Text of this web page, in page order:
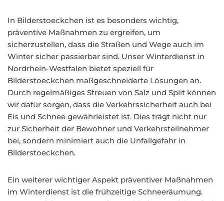
In Bilderstoeckchen ist es besonders wichtig,
präventive Maßnahmen zu ergreifen, um
sicherzustellen, dass die Straßen und Wege auch im
Winter sicher passierbar sind. Unser Winterdienst in
Nordrhein-Westfalen bietet speziell für
Bilderstoeckchen maßgeschneiderte Lösungen an.
Durch regelmäßiges Streuen von Salz und Split können
wir dafür sorgen, dass die Verkehrssicherheit auch bei
Eis und Schnee gewährleistet ist. Dies trägt nicht nur
zur Sicherheit der Bewohner und Verkehrsteilnehmer
bei, sondern minimiert auch die Unfallgefahr in
Bilderstoeckchen.
Ein weiterer wichtiger Aspekt präventiver Maßnahmen
im Winterdienst ist die frühzeitige Schneeräumung.